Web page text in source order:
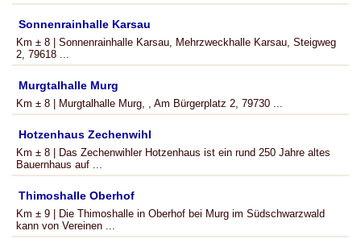
Sonnenrainhalle Karsau
Km ± 8 | Sonnenrainhalle Karsau, Mehrzweckhalle Karsau, Steigweg
2, 79618 ...
Murgtalhalle Murg
Km ± 8 | Murgtalhalle Murg, , Am Bürgerplatz 2, 79730 ...
Hotzenhaus Zechenwihl
Km ± 8 | Das Zechenwihler Hotzenhaus ist ein rund 250 Jahre altes
Bauernhaus auf ...
Thimoshalle Oberhof
Km ± 9 | Die Thimoshalle in Oberhof bei Murg im Südschwarzwald
kann von Vereinen ...